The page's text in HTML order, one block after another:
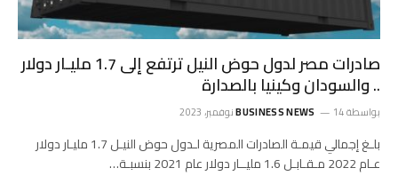
صادرات مصر لدول حوض النيل ترتفع إلى 1.7 مليـار دولار
.. والسودان وكينيا بالصدارة
بواسطة BUSINESS NEWS 14 نوفمبر، 2023
بلـغ إجمالي قيمـة الصادرات المصرية لـدول حوض النيـل 1.7 مليـار دولار
عـام 2022 مـقـابـل 1.6 مليــار دولار عام 2021 بنسبـة…